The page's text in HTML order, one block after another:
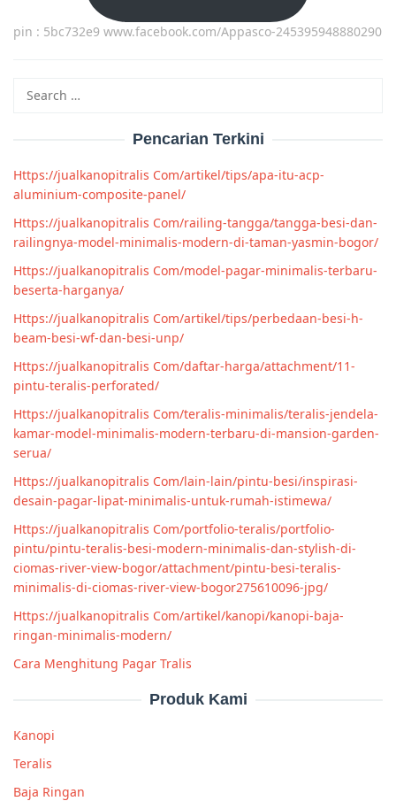
pin : 5bc732e9 www.facebook.com/Appasco-245395948880290
for:
Pencarian Terkini
Https://jualkanopitralis Com/artikel/tips/apa-itu-acp-
aluminium-composite-panel/
Https://jualkanopitralis Com/railing-tangga/tangga-besi-dan-
railingnya-model-minimalis-modern-di-taman-yasmin-bogor/
Https://jualkanopitralis Com/model-pagar-minimalis-terbaru-
beserta-harganya/
Https://jualkanopitralis Com/artikel/tips/perbedaan-besi-h-
beam-besi-wf-dan-besi-unp/
Https://jualkanopitralis Com/daftar-harga/attachment/11-
pintu-teralis-perforated/
Https://jualkanopitralis Com/teralis-minimalis/teralis-jendela-
kamar-model-minimalis-modern-terbaru-di-mansion-garden-
serua/
Https://jualkanopitralis Com/lain-lain/pintu-besi/inspirasi-
desain-pagar-lipat-minimalis-untuk-rumah-istimewa/
Https://jualkanopitralis Com/portfolio-teralis/portfolio-
pintu/pintu-teralis-besi-modern-minimalis-dan-stylish-di-
ciomas-river-view-bogor/attachment/pintu-besi-teralis-
minimalis-di-ciomas-river-view-bogor275610096-jpg/
Https://jualkanopitralis Com/artikel/kanopi/kanopi-baja-
ringan-minimalis-modern/
Cara Menghitung Pagar Tralis
Produk Kami
Kanopi
Teralis
Baja Ringan